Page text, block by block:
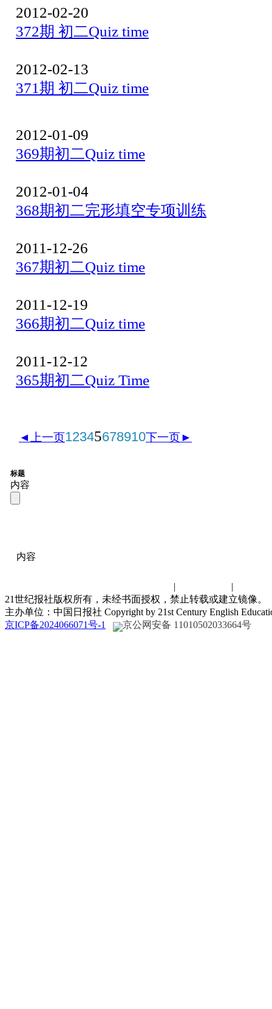
2012-02-20
372期 初二Quiz time
2012-02-13
371期 初二Quiz time
2012-01-09
369期初二Quiz time
2012-01-04
368期初二完形填空专项训练
2011-12-26
367期初二Quiz time
2011-12-19
366期初二Quiz time
2011-12-12
365期初二Quiz Time
◄上一页12345678910下一页►
标题
内容
内容
| |
21世纪报社版权所有，未经书面授权，禁止转载或建立镜像。
主办单位：中国日报社 Copyright by 21st Century English
京ICP备2024066071号-1
京公网安备 11010502033664号